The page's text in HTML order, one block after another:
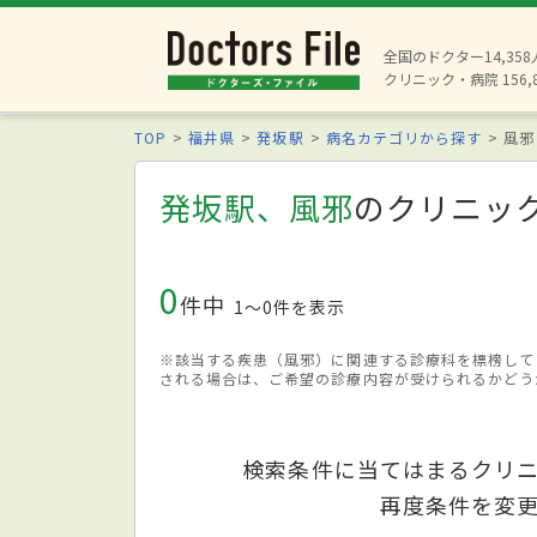
全国のドクター14,358
クリニック・病院
TOP 福井県 発坂駅 病名カテゴリから探す 風
発坂駅、風邪のクリニッ
0件中 1〜0件を表示
※該当する疾患（風邪）に関連する診療科を標榜し
される場合は、ご希望の診療内容が受けられるかど
検索条件に当てはまるクリ
再度条件を変